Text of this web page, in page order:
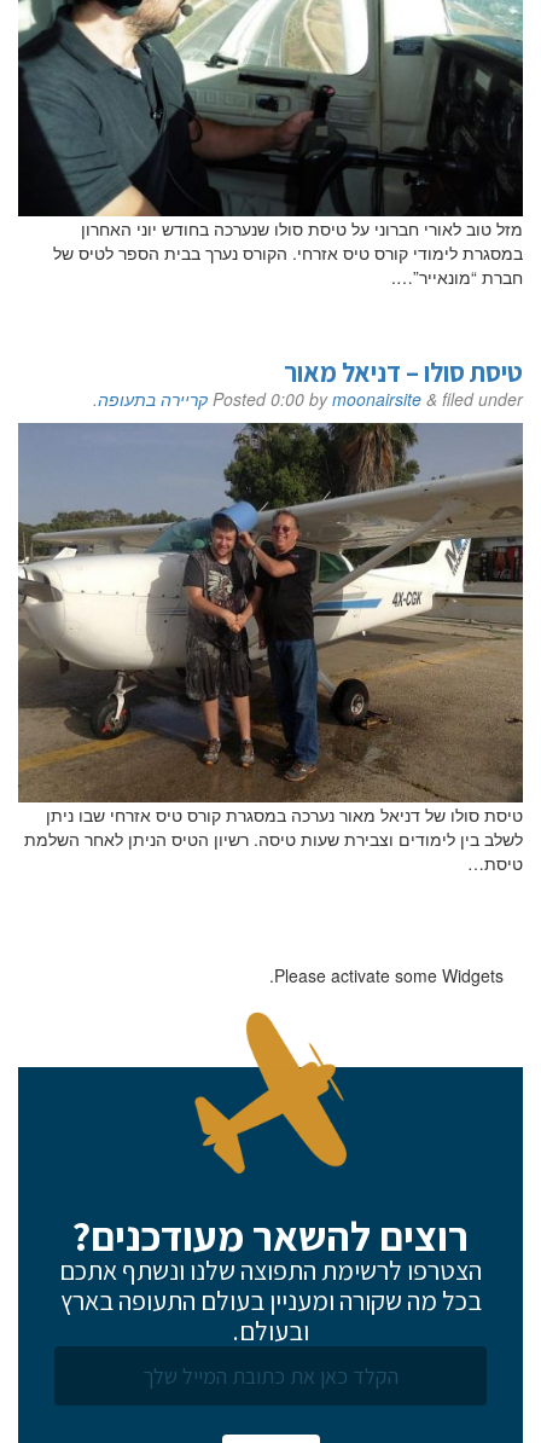
מזל טוב לאורי חברוני על טיסת סולו שנערכה בחודש יוני האחרון
במסגרת לימודי קורס טיס אזרחי. הקורס נערך בבית הספר לטיס של
חברת “מונאייר”….
טיסת סולו – דניאל מאור
Posted0:00 bymoonairsite & filed under קריירה בתעופה.
טיסת סולו של דניאל מאור נערכה במסגרת קורס טיס אזרחי שבו ניתן
לשלב בין לימודים וצבירת שעות טיסה. רשיון הטיס הניתן לאחר השלמת
טיסת…
Please activate some Widgets.
רוצים להשאר מעודכנים?
הצטרפו לרשימת התפוצה שלנו ונשתף אתכם
בכל מה שקורה ומעניין בעולם התעופה בארץ
ובעולם.
בפרטים נוספים.
נשמח לשוחח אתכם, לענות על כל שאלה
ולעזור לכם להגשים את החלומות שלכם בעולם התעופה.
השאירו לנו פרטים ונחזור אליכם.
שם פרטי
דוא"ל
טלפון
הערות ושאלות